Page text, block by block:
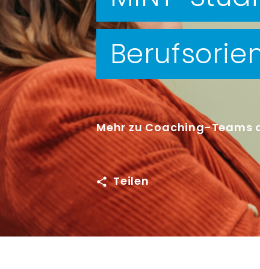
Mehr zu Coaching-Teams
Teilen